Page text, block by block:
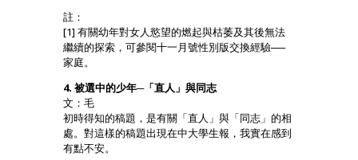
註：
[1] 有關幼年對女人慾望的燃起與枯萎及其後無法
繼續的探索，可參閱十一月號性別版交換經驗──
家庭。
4. 被選中的少年─「直人」與同志
文：毛
初時得知的稿題，是有關「直人」與「同志」的相
處。對這樣的稿題出現在中大學生報，我實在感到
有點不安。